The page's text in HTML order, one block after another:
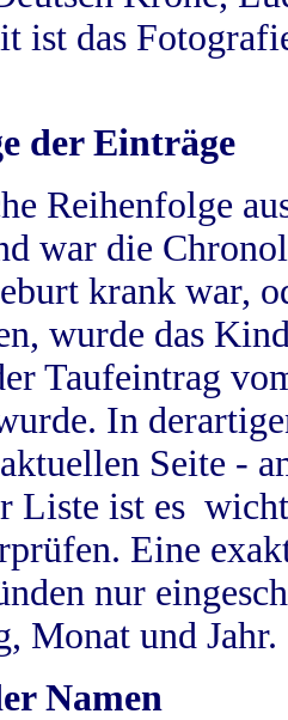
ist das
der Einträge
Reihenfolge
war die
krank war,
wurde das
Taufeintrag
In
Seite -
Liste ist es
Eine
nur
Monat und Jahr.
Namen